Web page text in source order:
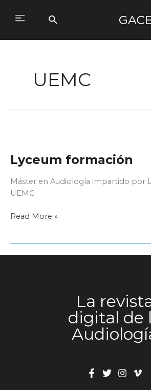
Buscar
UEMC
Lyceum formación
Máster en Audiología impartido por
UEMC
Lyceum
Read More »
La
digital de